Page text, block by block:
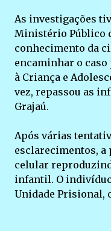
As investigações
Ministério Público
conhecimento da
encaminhar o caso
à Criança e
vez, repassou as
Grajaú.
Após várias
esclarecimentos,
celular
infantil. O
Unidade Prisional,